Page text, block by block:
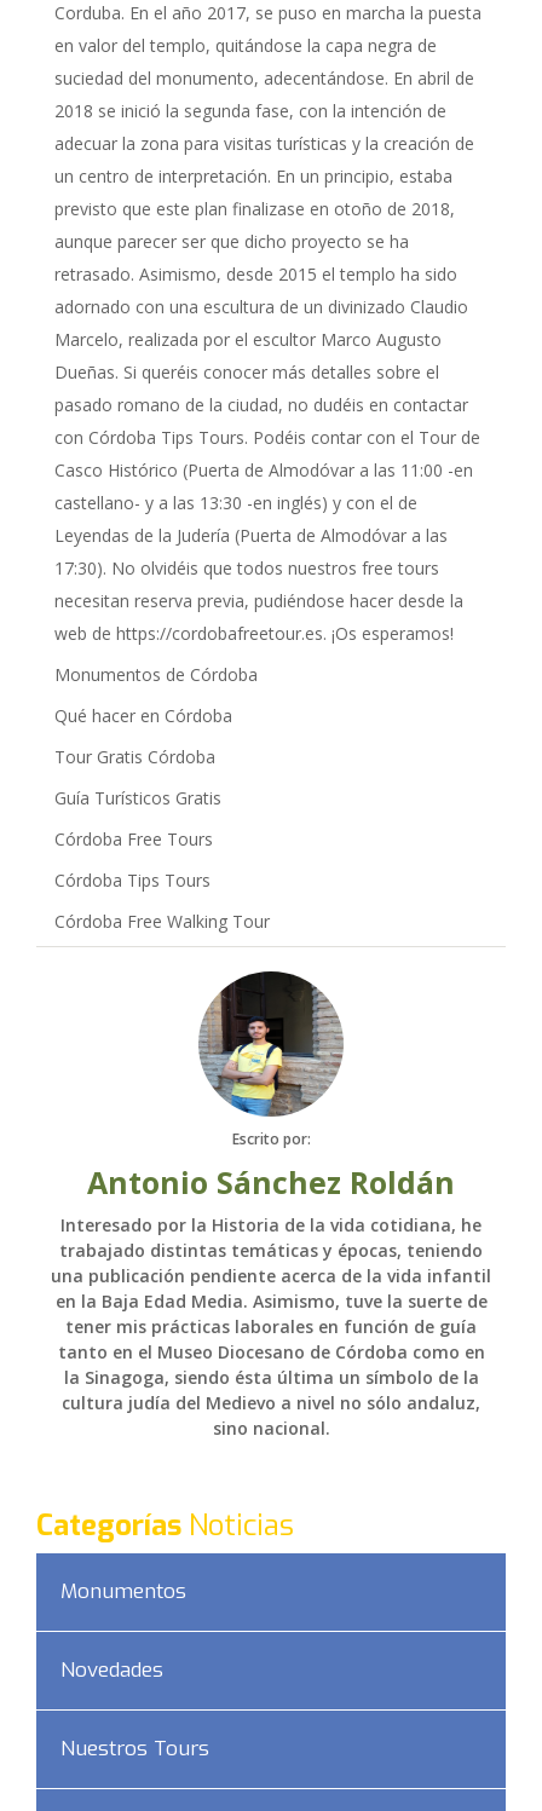
Corduba. En el año 2017, se puso en marcha la puesta
en valor del templo, quitándose la capa negra de
suciedad del monumento, adecentándose. En abril de
2018 se inició la segunda fase, con la intención de
adecuar la zona para visitas turísticas y la creación de
un centro de interpretación. En un principio, estaba
previsto que este plan finalizase en otoño de 2018,
aunque parecer ser que dicho proyecto se ha
retrasado. Asimismo, desde 2015 el templo ha sido
adornado con una escultura de un divinizado Claudio
Marcelo, realizada por el escultor Marco Augusto
Dueñas. Si queréis conocer más detalles sobre el
pasado romano de la ciudad, no dudéis en contactar
con Córdoba Tips Tours. Podéis contar con el Tour de
Casco Histórico (Puerta de Almodóvar a las 11:00 -en
castellano- y a las 13:30 -en inglés) y con el de
Leyendas de la Judería (Puerta de Almodóvar a las
17:30). No olvidéis que todos nuestros free tours
necesitan reserva previa, pudiéndose hacer desde la
web de https://cordobafreetour.es. ¡Os esperamos!
Monumentos de Córdoba
Qué hacer en Córdoba
Tour Gratis Córdoba
Guía Turísticos Gratis
Córdoba Free Tours
Córdoba Tips Tours
Córdoba Free Walking Tour
Escrito por:
Antonio Sánchez Roldán
Interesado por la Historia de la vida cotidiana, he
trabajado distintas temáticas y épocas, teniendo
una publicación pendiente acerca de la vida infantil
en la Baja Edad Media. Asimismo, tuve la suerte de
tener mis prácticas laborales en función de guía
tanto en el Museo Diocesano de Córdoba como en
la Sinagoga, siendo ésta última un símbolo de la
cultura judía del Medievo a nivel no sólo andaluz,
sino nacional.
Categorías Noticias
Monumentos
Novedades
Nuestros Tours